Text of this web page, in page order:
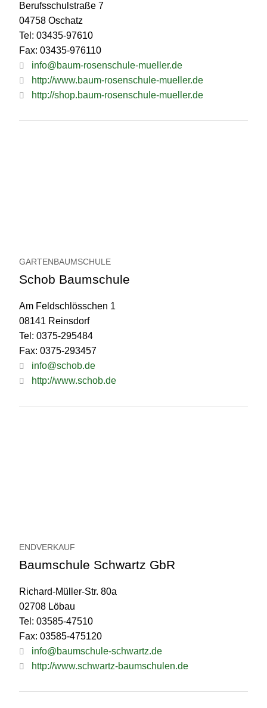
Berufsschulstraße 7
04758 Oschatz
Tel: 03435-97610
Fax: 03435-976110
info@baum-rosenschule-mueller.de
http://www.baum-rosenschule-mueller.de
http://shop.baum-rosenschule-mueller.de
GARTENBAUMSCHULE
Schob Baumschule
Am Feldschlösschen 1
08141 Reinsdorf
Tel: 0375-295484
Fax: 0375-293457
info@schob.de
http://www.schob.de
ENDVERKAUF
Baumschule Schwartz GbR
Richard-Müller-Str. 80a
02708 Löbau
Tel: 03585-47510
Fax: 03585-475120
info@baumschule-schwartz.de
http://www.schwartz-baumschulen.de